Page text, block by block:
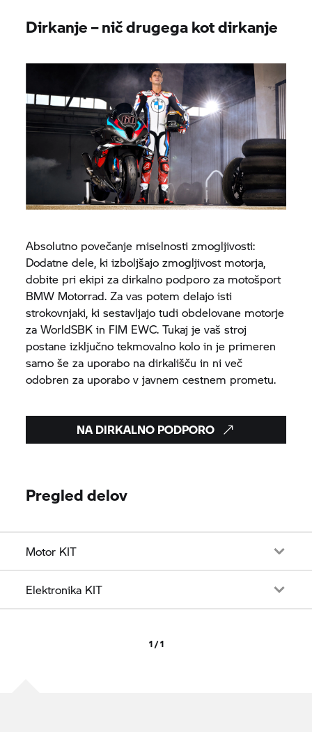
Dirkanje – nič drugega kot dirkanje
Absolutno povečanje miselnosti zmogljivosti:
Dodatne dele, ki izboljšajo zmogljivost motorja,
dobite pri ekipi za dirkalno podporo za motošport
BMW Motorrad. Za vas potem delajo isti
strokovnjaki, ki sestavljajo tudi obdelovane motorje
za WorldSBK in FIM EWC. Tukaj je vaš stroj
postane izključno tekmovalno kolo in je primeren
samo še za uporabo na dirkališču in ni več
odobren za uporabo v javnem cestnem prometu.
NA DIRKALNO PODPORO
Pregled delov
Motor KIT
Elektronika KIT
1 / 1